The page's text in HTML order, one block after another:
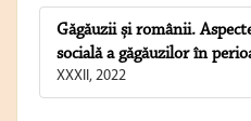
Găgăuzii și românii.
socială a găgăuzilor în
XXXII, 2022